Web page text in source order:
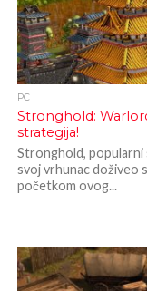
PC
Stronghold:
strategija!
Stronghold, popularni
svoj vrhunac doživeo
početkom ovog...